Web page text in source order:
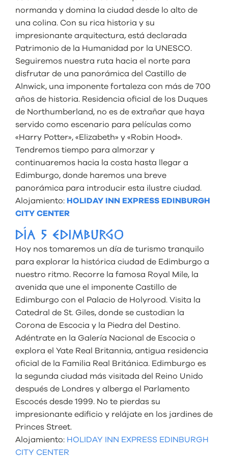
normanda y domina la ciudad desde lo alto de
una colina. Con su rica historia y su
impresionante arquitectura, está declarada
Patrimonio de la Humanidad por la UNESCO.
Seguiremos nuestra ruta hacia el norte para
disfrutar de una panorámica del Castillo de
Alnwick, una imponente fortaleza con más de 700
años de historia. Residencia oficial de los Duques
de Northumberland, no es de extrañar que haya
servido como escenario para películas como
«Harry Potter», «Elizabeth» y «Robin Hood».
Tendremos tiempo para almorzar y
continuaremos hacia la costa hasta llegar a
Edimburgo, donde haremos una breve
panorámica para introducir esta ilustre ciudad.
Alojamiento: HOLIDAY INN EXPRESS EDINBURGH
CITY CENTER
DÍA 5 EDIMBURGO
Hoy nos tomaremos un día de turismo tranquilo
para explorar la histórica ciudad de Edimburgo a
nuestro ritmo. Recorre la famosa Royal Mile, la
avenida que une el imponente Castillo de
Edimburgo con el Palacio de Holyrood. Visita la
Catedral de St. Giles, donde se custodian la
Corona de Escocia y la Piedra del Destino.
Adéntrate en la Galería Nacional de Escocia o
explora el Yate Real Britannia, antigua residencia
oficial de la Familia Real Británica. Edimburgo es
la segunda ciudad más visitada del Reino Unido
después de Londres y alberga el Parlamento
Escocés desde 1999. No te pierdas su
impresionante edificio y relájate en los jardines de
Princes Street.
Alojamiento: HOLIDAY INN EXPRESS EDINBURGH
CITY CENTER